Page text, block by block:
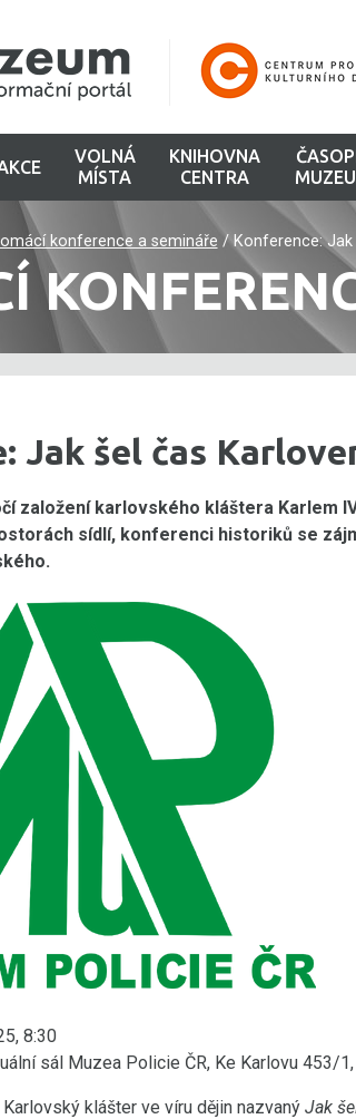
VOLNÁ
MÍSTA
KNIHOVNA
CENTRA
konference a semináře / Konference:
Jak šel čas
založení karlovského kláštera Karlem
sídlí, konferenci historiků se
8:30
sál Muzea Policie ČR, Ke Karlovu 453/1,
klášter ve víru dějin nazvaný Jak